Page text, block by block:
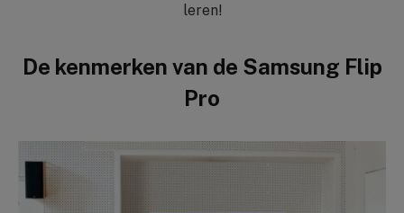
leren!
De kenmerken van de Samsung Flip
Pro